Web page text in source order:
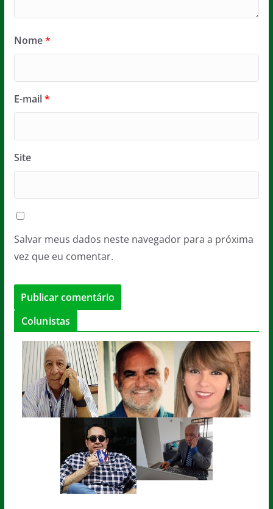
Nome*
E-mail*
Site
Salvar meus dados neste navegador para a próxima
vez que eu comentar.
Colunistas